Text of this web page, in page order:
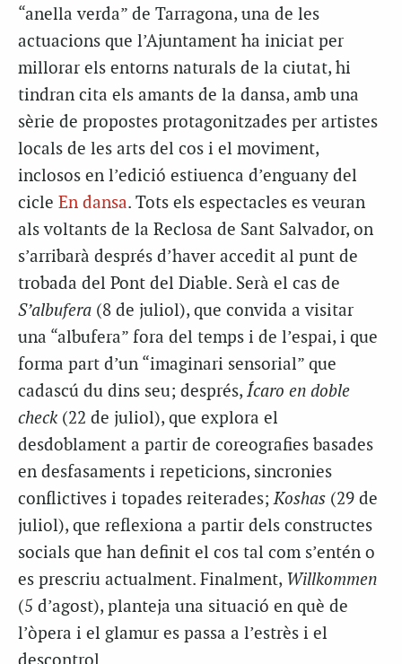
“anella verda” de Tarragona, una de les
actuacions que l’Ajuntament ha iniciat per
millorar els entorns naturals de la ciutat, hi
tindran cita els amants de la dansa, amb una
sèrie de propostes protagonitzades per artistes
locals de les arts del cos i el moviment,
inclosos en l’edició estiuenca d’enguany del
cicle En dansa. Tots els espectacles es veuran
als voltants de la Reclosa de Sant Salvador, on
s’arribarà després d’haver accedit al punt de
trobada del Pont del Diable. Serà el cas de
S’albufera (8 de juliol), que convida a visitar
una “albufera” fora del temps i de l’espai, i que
forma part d’un “imaginari sensorial” que
cadascú du dins seu; després, Ícaro en doble
check (22 de juliol), que explora el
desdoblament a partir de coreografies basades
en desfasaments i repeticions, sincronies
conflictives i topades reiterades;Koshas (29 de
juliol), que reflexiona a partir dels constructes
socials que han definit el cos tal com s’entén o
es prescriu actualment. Finalment, Willkommen
(5 d’agost), planteja una situació en què de
l’òpera i el glamur es passa a l’estrès i el